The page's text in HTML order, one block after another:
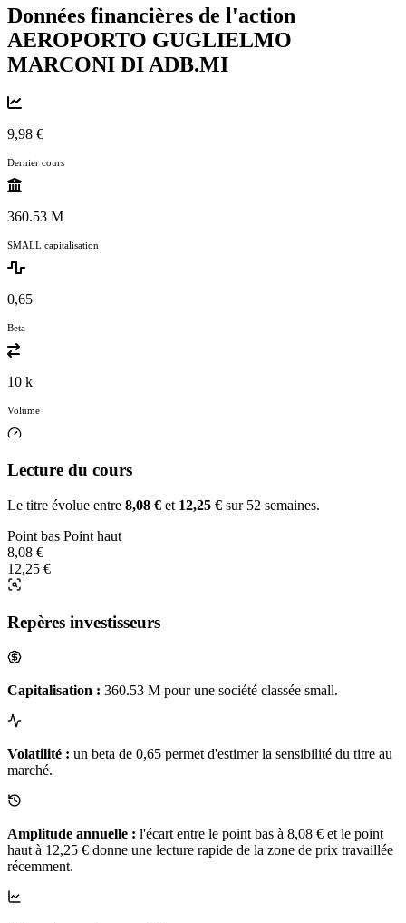
Données financières de l'action
AEROPORTO GUGLIELMO
MARCONI DI ADB.MI
9,98 €
Dernier cours
360.53 M
SMALL capitalisation
0,65
Beta
10 k
Volume
Lecture du cours
Le titre évolue entre 8,08 € et 12,25 € sur 52 semaines.
Point bas Point haut
8,08 €
12,25 €
Repères investisseurs
Capitalisation : 360.53 M pour une société classée small.
Volatilité : un beta de 0,65 permet d'estimer la sensibilité du titre au
marché.
Amplitude annuelle : l'écart entre le point bas à 8,08 € et le point
haut à 12,25 € donne une lecture rapide de la zone de prix travaillée
récemment.